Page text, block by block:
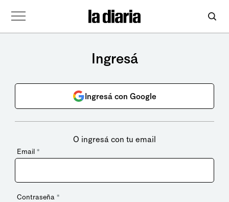
Ingresá
Ingresá con Google
O ingresá con tu email
Email *
Contraseña *